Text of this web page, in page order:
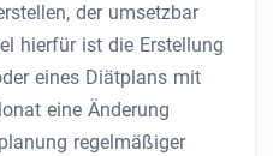
der umsetzbar
hierfür ist die Erstellung
eines Diätplans mit
eine Änderung
regelmäßiger